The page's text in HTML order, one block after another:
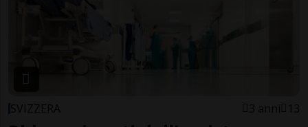
SVIZZERA 3 anni 13